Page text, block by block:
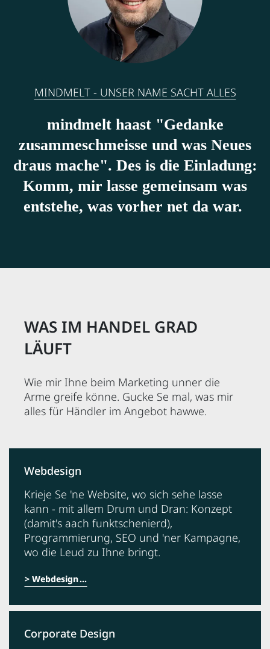
MINDMELT - UNSER NAME SACHT ALLES
mindmelt haast "Gedanke
zusammeschmeisse und was Neues
draus mache". Des is die Einladung:
Komm, mir lasse gemeinsam was
entstehe, was vorher net da war.
WAS IM HANDEL GRAD
LÄUFT
Wie mir Ihne beim Marketing unner die
Arme greife könne. Gucke Se mal, was mir
alles für Händler im Angebot hawwe.
Webdesign
Krieje Se 'ne Website, wo sich sehe lasse
kann - mit allem Drum und Dran: Konzept
(damit's aach funktschenierd),
Programmierung, SEO und 'ner Kampagne,
wo die Leud zu Ihne bringt.
Webdesign
Corporate Design